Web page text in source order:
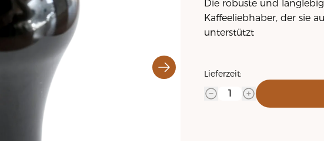
Die robuste und
Kaffeeliebhaber, der sie
unterstützt
Lieferzeit: